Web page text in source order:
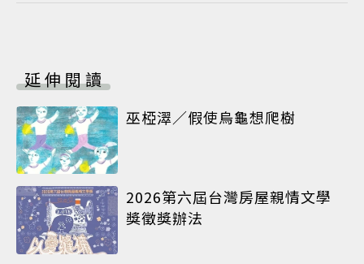
延伸閱讀
巫椏濢／假使烏龜想爬樹
2026第六屆台灣房屋親情文學
獎徵獎辦法